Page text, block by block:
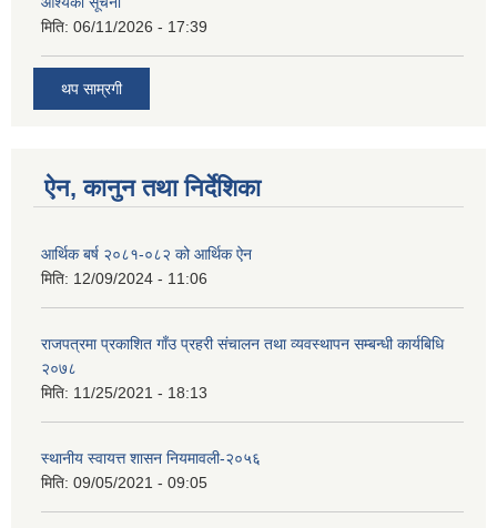
मिति: 06/11/2026 - 17:39
थप साम्रगी
ऐन, कानुन तथा निर्देशिका
आर्थिक बर्ष २०८१-०८२ को आर्थिक ऐन
मिति: 12/09/2024 - 11:06
राजपत्रमा प्रकाशित गाँउ प्रहरी संचालन तथा व्यवस्थापन सम्बन्धी कार्यबिधि
२०७८
मिति: 11/25/2021 - 18:13
स्थानीय स्वायत्त शासन नियमावली-२०५६
मिति: 09/05/2021 - 09:05